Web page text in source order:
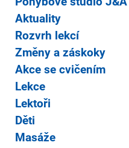
Aktuality
Rozvrh lekcí
Změny a záskoky
Akce se cvičením
Lekce
Lektoři
Děti
Masáže